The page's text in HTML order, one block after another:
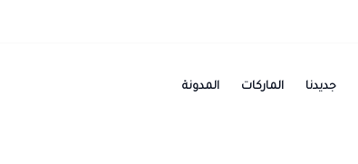
جديدنا الماركات المدونة